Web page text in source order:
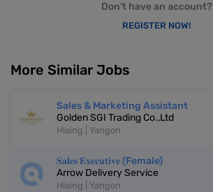
Don't have an account?
REGISTER NOW!
More Similar Jobs
Sales & Marketing Assistant
Golden SGI Trading Co.,Ltd
Hlaing | Yangon
𝐒𝐚𝐥𝐞𝐬 𝐄𝐱𝐞𝐜𝐮𝐭𝐢𝐯𝐞 (Female)
Arrow Delivery Service
Hlaing | Yangon